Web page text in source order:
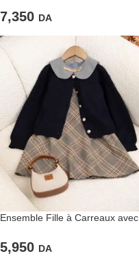
7,350 DA
Ensemble Fille à Carreaux avec
5,950 DA